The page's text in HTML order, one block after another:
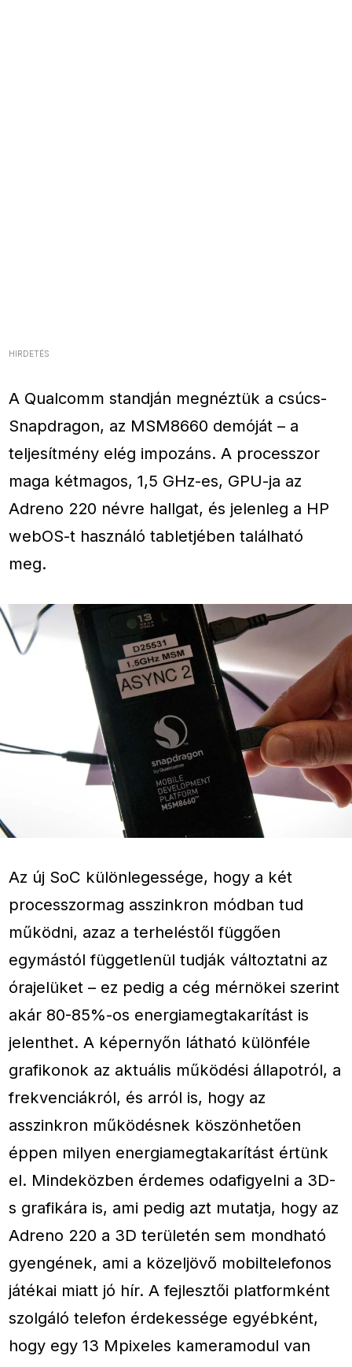
HIRDETÉS
A Qualcomm standján megnéztük a csúcs-
Snapdragon, az MSM8660 demóját – a
teljesítmény elég impozáns. A processzor
maga kétmagos, 1,5 GHz-es, GPU-ja az
Adreno 220 névre hallgat, és jelenleg a HP
webOS-t használó tabletjében található
meg.
Az új SoC különlegessége, hogy a két
processzormag asszinkron módban tud
működni, azaz a terheléstől függően
egymástól függetlenül tudják változtatni az
órajelüket – ez pedig a cég mérnökei szerint
akár 80-85%-os energiamegtakarítást is
jelenthet. A képernyőn látható különféle
grafikonok az aktuális működési állapotról, a
frekvenciákról, és arról is, hogy az
asszinkron működésnek köszönhetően
éppen milyen energiamegtakarítást értünk
el. Mindeközben érdemes odafigyelni a 3D-
s grafikára is, ami pedig azt mutatja, hogy az
Adreno 220 a 3D területén sem mondható
gyengének, ami a közeljövő mobiltelefonos
játékai miatt jó hír. A fejlesztői platformként
szolgáló telefon érdekessége egyébként,
hogy egy 13 Mpixeles kameramodul van